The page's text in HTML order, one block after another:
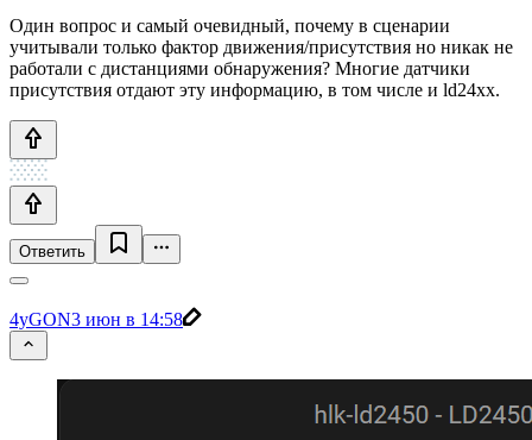
Один вопрос и самый очевидный, почему в сценарии
учитывали только фактор движения/присутствия но никак не
работали с дистанциями обнаружения? Многие датчики
присутствия отдают эту информацию, в том числе и ld24xx.
Ответить
4yGON3 июн в 14:58